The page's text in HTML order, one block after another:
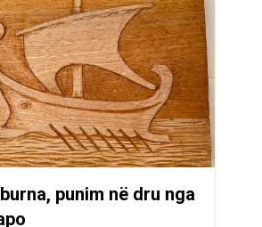
punim në dru nga